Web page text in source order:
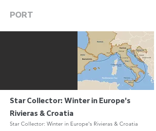
PORT
Star Collector: Winter in Europe's
Rivieras & Croatia
Star Collector: Winter in Europe's Rivieras & Croatia